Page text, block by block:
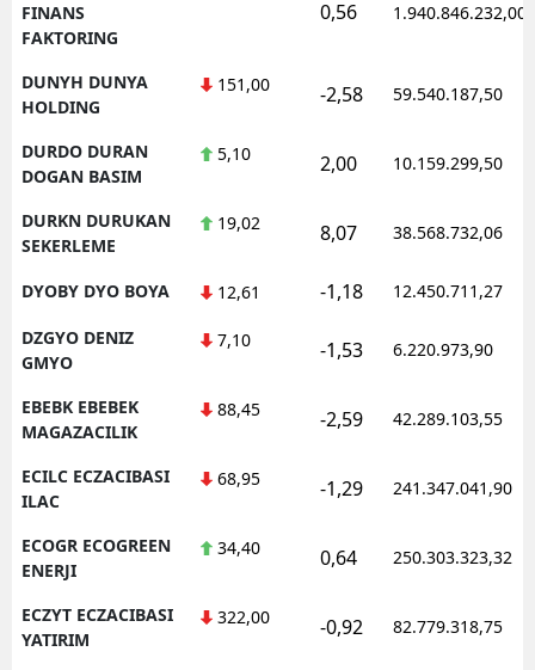
FINANS
FAKTORING
0,56 1.940.846.232,00
DUNYH DUNYA
HOLDING
151,00 -2,58 59.540.187,50
DURDO DURAN
DOGAN BASIM
5,10 2,00 10.159.299,50
DURKN DURUKAN
SEKERLEME
19,02 8,07 38.568.732,06
DYOBY DYO BOYA 12,61 -1,18 12.450.711,27
DZGYO DENIZ
GMYO
7,10 -1,53 6.220.973,90
EBEBK EBEBEK
MAGAZACILIK
88,45 -2,59 42.289.103,55
ECILC ECZACIBASI
ILAC
68,95 -1,29 241.347.041,90
ECOGR ECOGREEN
ENERJI
34,40 0,64 250.303.323,32
ECZYT ECZACIBASI
YATIRIM
322,00 -0,92 82.779.318,75